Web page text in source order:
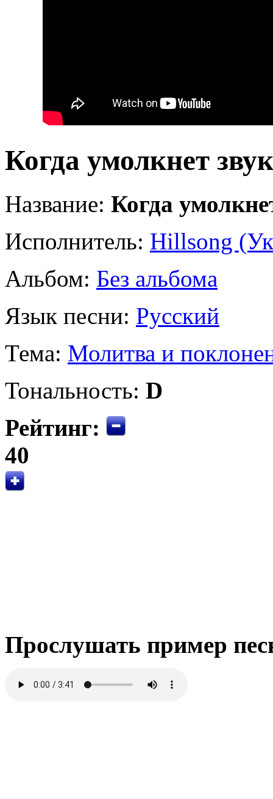
Когда умолкнет звук
Название: Когда
Исполнитель: Hillsong
Альбом: Без альбома
Язык песни: Русский
Тема: Молитва и
Тональность: D
Рейтинг:
40
Прослушать пример